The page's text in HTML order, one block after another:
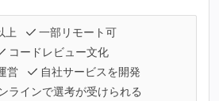
上
一部リモート可
コードレビュー文化
営
自社サービスを開発
ラインで選考が受けられる